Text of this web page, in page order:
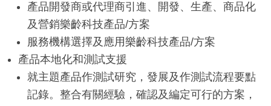
產品開發商或代理商引進、開發、生產、商品化
及營銷樂齡科技產品/方案
服務機構選擇及應用樂齡科技產品/方案
產品本地化和測試支援
就主題產品作測試研究，發展及作測試流程要點
記錄。整合有關經驗，確認及編定可行的方案，